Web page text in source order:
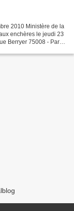
2010 Ministère de la
enchères le jeudi 23
Berryer 75008 - Paris